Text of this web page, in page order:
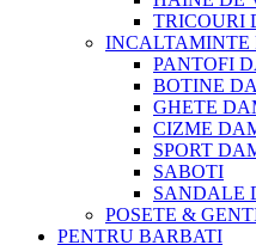
TRICOURI
INCALTAMINTE
PANTOFI
BOTINE
GHETE
CIZME
SPORT
SABOTI
SANDALE
POSETE &
PENTRU BARBATI